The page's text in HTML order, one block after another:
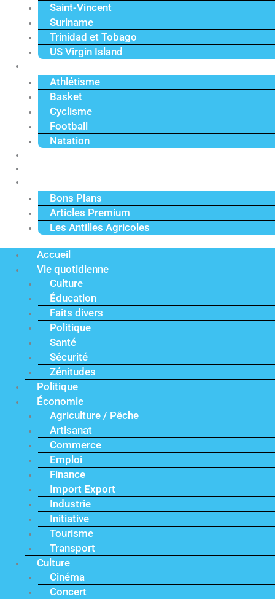
Saint-Vincent
Suriname
Trinidad et Tobago
US Virgin Island
Athlétisme
Basket
Cyclisme
Football
Natation
Bons Plans
Articles Premium
Les Antilles Agricoles
Accueil
Vie quotidienne
Culture
Éducation
Faits divers
Politique
Santé
Sécurité
Zénitudes
Politique
Économie
Agriculture / Pêche
Artisanat
Commerce
Emploi
Finance
Import Export
Industrie
Initiative
Tourisme
Transport
Culture
Cinéma
Concert